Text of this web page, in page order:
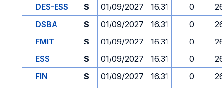
DES-ESS
S 01/09/2027 16.31 0
DSBA
S 01/09/2027 16.31 0
EMIT
S 01/09/2027 16.31 0
ESS
S 01/09/2027 16.31 0
FIN
S 01/09/2027 16.31 0